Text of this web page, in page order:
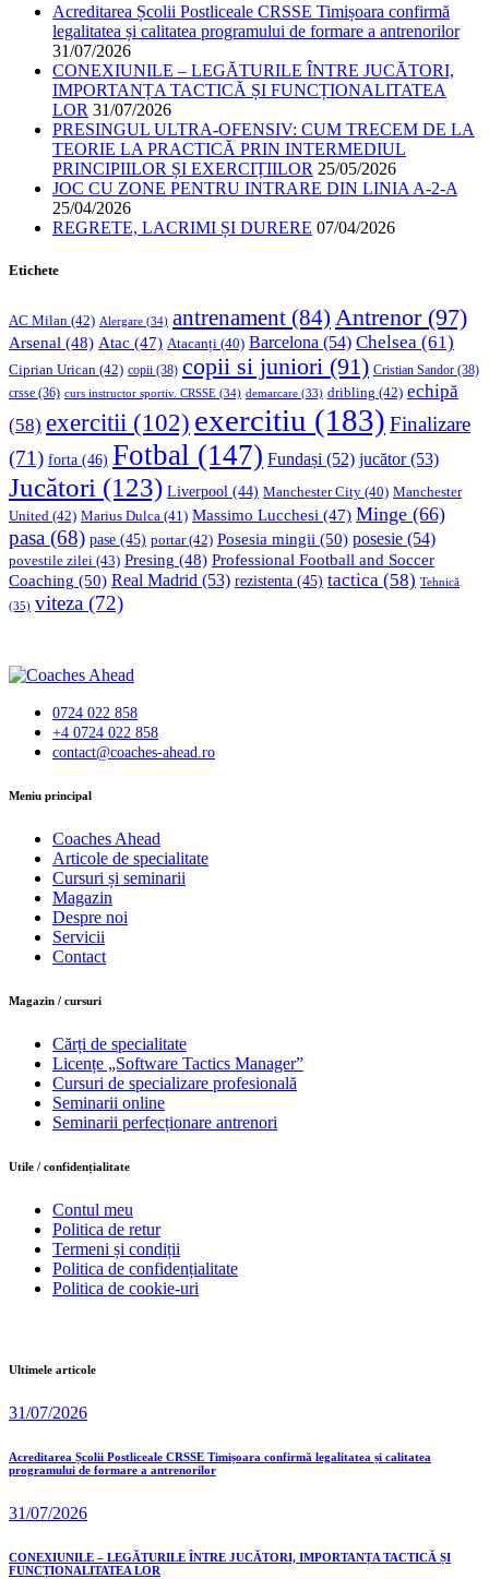
Acreditarea Școlii Postliceale CRSSE Timișoara confirmă
legalitatea și calitatea programului de formare a antrenorilor
31/07/2026
CONEXIUNILE – LEGĂTURILE ÎNTRE JUCĂTORI,
IMPORTANȚA TACTICĂ ȘI FUNCȚIONALITATEA
LOR 31/07/2026
PRESINGUL ULTRA-OFENSIV: CUM TRECEM DE LA
TEORIE LA PRACTICĂ PRIN INTERMEDIUL
PRINCIPIILOR ȘI EXERCIȚIILOR 25/05/2026
JOC CU ZONE PENTRU INTRARE DIN LINIA A-2-A
25/04/2026
REGRETE, LACRIMI ȘI DURERE 07/04/2026
Etichete
AC Milan (42) Alergare (34) antrenament (84) Antrenor(97)
Arsenal (48) Atac (47) Atacanți (40) Barcelona (54) Chelsea (61)
Ciprian Urican (42) copii (38) copii si juniori (91) Cristian Sandor (38)
crsse (36) curs instructor sportiv. CRSSE (34) demarcare (33) dribling (42) echipă
(58) exercitii (102) exercitiu (183) Finalizare
(71) forta (46) Fotbal (147) Fundași (52) jucător(53)
Jucători (123) Liverpool (44) Manchester City (40) Manchester
United (42) Marius Dulca (41) Massimo Lucchesi (47) Minge (66)
pasa (68) pase (45) portar(42) Posesia mingii (50) posesie (54)
povestile zilei (43) Presing (48) Professional Football and Soccer
Coaching (50) Real Madrid (53) rezistenta (45) tactica (58) Tehnică
(35) viteza (72)
0724 022 858
+4 0724 022 858
contact@coaches-ahead.ro
facebook-
Meniu principal
Coaches Ahead
Articole de specialitate
Cursuri și seminarii
Magazin
Despre noi
Servicii
Contact
Magazin / cursuri
Cărți de specialitate
Licențe „Software Tactics Manager”
Cursuri de specializare profesională
Seminarii online
Seminarii perfecționare antrenori
Utile / confidențialitate
Contul meu
Politica de retur
Termeni și condiții
Politica de confidențialitate
Politica de cookie-uri
Ultimele articole
31/07/2026
Acreditarea Școlii Postliceale CRSSE Timișoara confirmă legalitatea și calitatea
programului de formare a antrenorilor
31/07/2026
CONEXIUNILE – LEGĂTURILE ÎNTRE JUCĂTORI, IMPORTANȚA TACTICĂ ȘI
FUNCȚIONALITATEA LOR